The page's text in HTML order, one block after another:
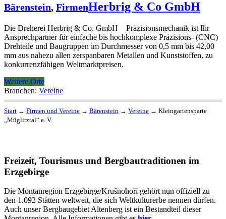
Bärenstein, FirmenHerbrig & Co GmbH
Die Dreherei Herbrig & Co. GmbH – Präzisionsmechanik ist Ihr
Ansprechpartner für einfache bis hochkomplexe Präzisions- (CNC)
Drehteile und Baugruppen im Durchmesser von 0,5 mm bis 42,00
mm aus nahezu allen zerspanbaren Metallen und Kunststoffen, zu
konkurrenzfähigen Weltmarktpreisen.
Weitere Orte
Branchen: Vereine
Start → Firmen und Vereine → Bärenstein → Vereine → Kleingartensparte
„Müglitztal“ e. V.
Freizeit, Tourismus und Bergbautraditionen im
Erzgebirge
Die Montanregion Erzgebirge/Krušnohoří gehört nun offiziell zu
den 1.092 Stätten weltweit, die sich Weltkulturerbe nennen dürfen.
Auch unser Bergbaugebiet Altenberg ist ein Bestandteil dieser